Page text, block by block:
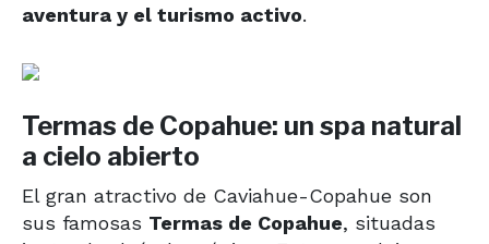
aventura y el turismo activo.
Termas de Copahue: un spa natural
a cielo abierto
El gran atractivo de Caviahue-Copahue son
sus famosas Termas de Copahue, situadas